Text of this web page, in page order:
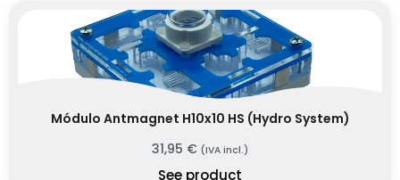
Módulo Antmagnet H10x10 HS (Hydro System)
31,95 € (IVA incl.)
See product